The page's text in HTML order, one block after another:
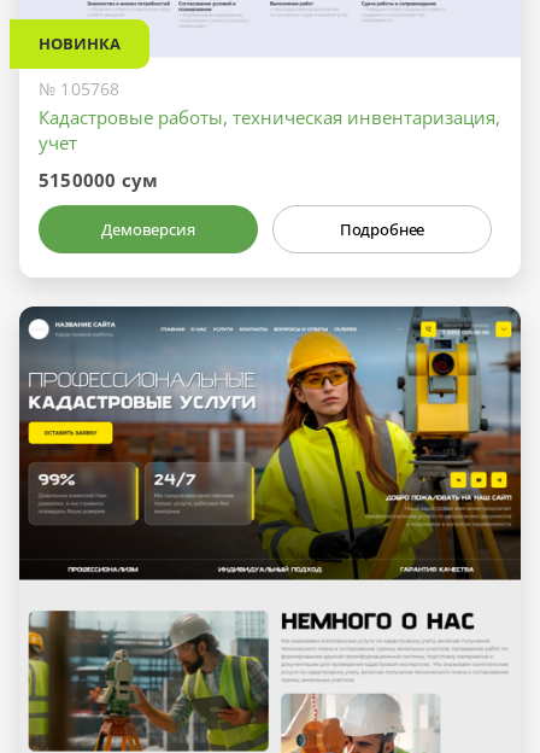
НОВИНКА
№ 105768
Кадастровые работы, техническая инвентаризация,
учет
5150000 сум
Демоверсия Подробнее